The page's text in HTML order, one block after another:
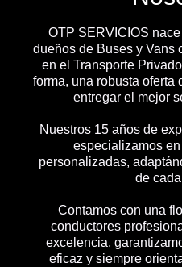
OTP SERVICIOS
dueños de Buses y Vans
en el Transporte
forma, una robusta oferta
entregar el mejor
Nuestros 15 años de
especializamos
personalizadas,
de
Contamos con una
conductores
excelencia,
eficaz y siempre